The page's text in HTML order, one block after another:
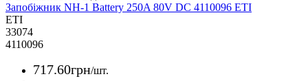
Запобіжник NH-1 Battery 250A 80V DC 4110096 ETI
ETI
33074
4110096
717.60грн/шт.